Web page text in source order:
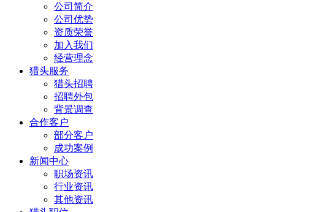
公司简介
公司优势
资质荣誉
加入我们
经营理念
猎头服务
猎头招聘
招聘外包
背景调查
合作客户
部分客户
成功案例
新闻中心
职场资讯
行业资讯
其他资讯